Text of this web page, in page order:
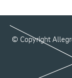
© Copyright